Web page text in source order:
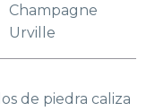
Champagne
Urville
de piedra caliza